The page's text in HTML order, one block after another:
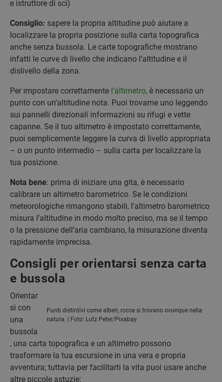
e istruttore di sci)
Consiglio: sapere la propria altitudine può aiutare a
localizzare la propria posizione sulla carta topografica
anche senza bussola. Le carte topografiche mostrano
infatti le curve di livello che indicano l’altitudine e il
dislivello della zona.
Per impostare correttamente l’altimetro, è necessario un
punto con un’altitudine nota. Puoi trovarne uno leggendo
sui pannelli direzionali informazioni su rifugi e vette
capanne. Se il tuo altimetro è impostato correttamente,
puoi semplicemente leggere la curva di livello appropriata
– o un punto intermedio – sulla carta per localizzare la
tua posizione.
Nota bene: prima di iniziare una gita, è necessario
calibrare un altimetro barometrico. Se le condizioni
meteorologiche rimangono stabili, l’altimetro barometrico
misura l’altitudine in modo molto preciso, ma se il tempo
o la pressione dell’aria cambiano, la misurazione diventa
rapidamente imprecisa.
Consigli per orientarsi senza carta
e bussola
Punti distintivi come alberi, rocce si trovano ovunque nella
natura. | Foto: Lutz Peter/Pixabay
Orientar
si con
una
bussola
, una carta topografica e un altimetro possono
trasformare la tua escursione in una vera e propria
avventura; tuttavia per facilitarti la vita puoi usare anche
altre piccole astuzie: